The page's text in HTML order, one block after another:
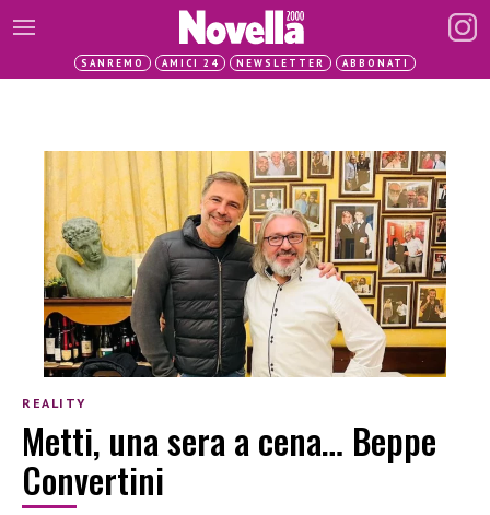
SANREMO AMICI 24 NEWSLETTER ABBONATI
REALITY
Metti, una sera a cena… Beppe
Convertini